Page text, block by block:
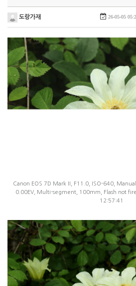
도랑가재 26-05-05
Canon EOS 7D Mark II, F11.0, ISO-640,
0.00EV, Multi-segment, 100mm, Flash not
12:57:41